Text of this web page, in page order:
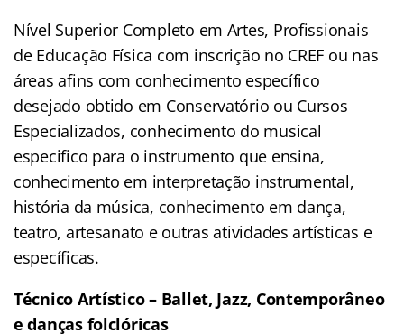
Nível Superior Completo em Artes, Profissionais
de Educação Física com inscrição no CREF ou nas
áreas afins com conhecimento específico
desejado obtido em Conservatório ou Cursos
Especializados, conhecimento do musical
especifico para o instrumento que ensina,
conhecimento em interpretação instrumental,
história da música, conhecimento em dança,
teatro, artesanato e outras atividades artísticas e
específicas.
Técnico Artístico – Ballet, Jazz, Contemporâneo
e danças folclóricas